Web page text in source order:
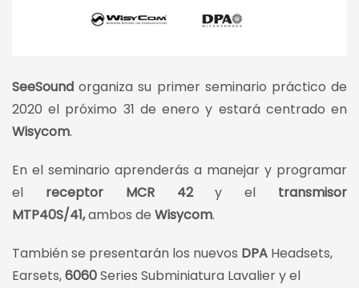
SeeSound organiza su primer seminario práctico de
2020 el próximo 31 de enero y estará centrado en
Wisycom.
En el seminario aprenderás a manejar y programar
el receptor MCR 42y el transmisor
MTP40S/41,ambos de Wisycom.
También se presentarán los nuevos DPA Headsets,
Earsets,6060Series Subminiatura Lavalier y el